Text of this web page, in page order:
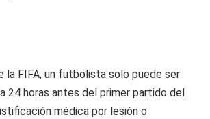
la FIFA, un futbolista solo puede ser
24 horas antes del primer partido del
médica por lesión o